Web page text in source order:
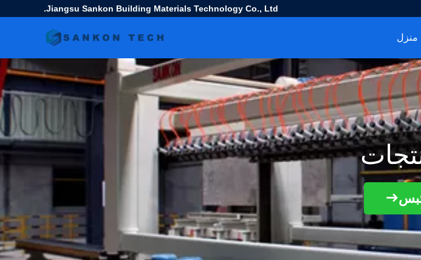
Jiangsu Sankon Building Materials Technology Co., Ltd.
منزل